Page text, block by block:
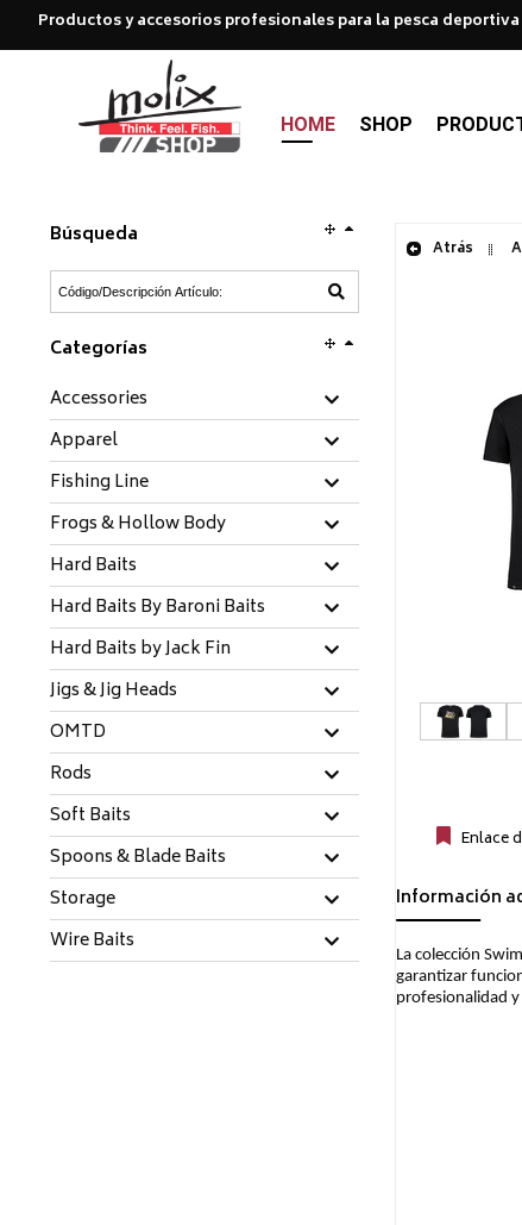
Productos y accesorios profesionales para la pesca deportiva
HOME SHOP
Búsqueda
Categorías
Accessories
Apparel
Fishing Line
Frogs & Hollow Body
Hard Baits
Hard Baits By Baroni Baits
Hard Baits by Jack Fin
Jigs & Jig Heads
OMTD
Rods
Soft Baits
Spoons & Blade Baits
Storage
Wire Baits
Atrás
Enlace
Información
La colección
garantizar
profesionalidad y